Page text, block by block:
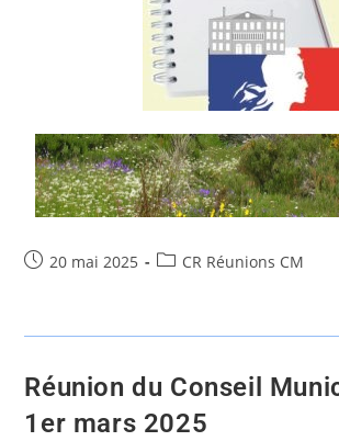
20 mai 2025 CR Réunions CM
Réunion du Conseil
1er mars 2025